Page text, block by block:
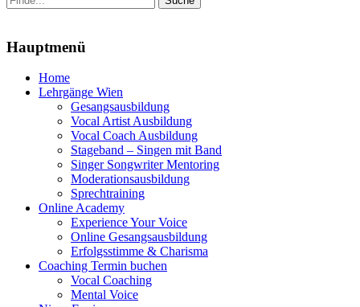
nach:
Hauptmenü
Zum
Inhalt
Home
Lehrgänge Wien
Gesangsausbildung
Vocal Artist Ausbildung
Vocal Coach Ausbildung
Stageband – Singen mit Band
Singer Songwriter Mentoring
Moderationsausbildung
Sprechtraining
Online Academy
Experience Your Voice
Online Gesangsausbildung
Erfolgsstimme & Charisma
Coaching Termin buchen
Vocal Coaching
Mental Voice